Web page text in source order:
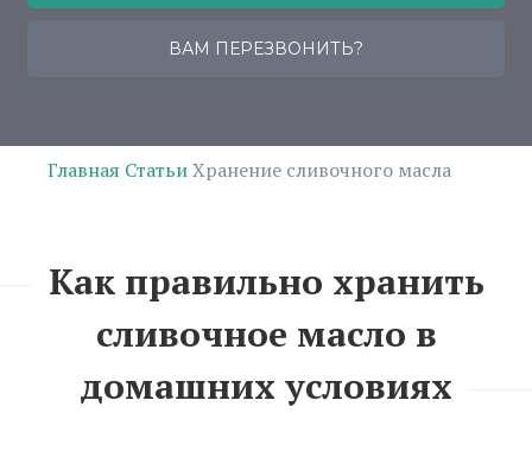
ВАМ ПЕРЕЗВОНИТЬ?
Главная СтатьиХранение сливочного масла
Как правильно хранить
сливочное масло в
домашних условиях